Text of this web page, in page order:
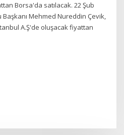
Borsa'da satılacak. 22 Şub
Başkanı Mehmed Nureddin Çevik,
A.Ş'de oluşacak fiyattan